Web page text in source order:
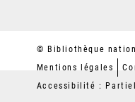
© Bibliothèque
Mentions légales
Accessibilité :